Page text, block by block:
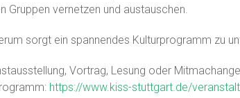
Gruppen vernetzen und austauschen.
sorgt ein spannendes Kulturprogramm zu
Vortrag, Lesung oder
https://www.kiss-stuttgart.de/